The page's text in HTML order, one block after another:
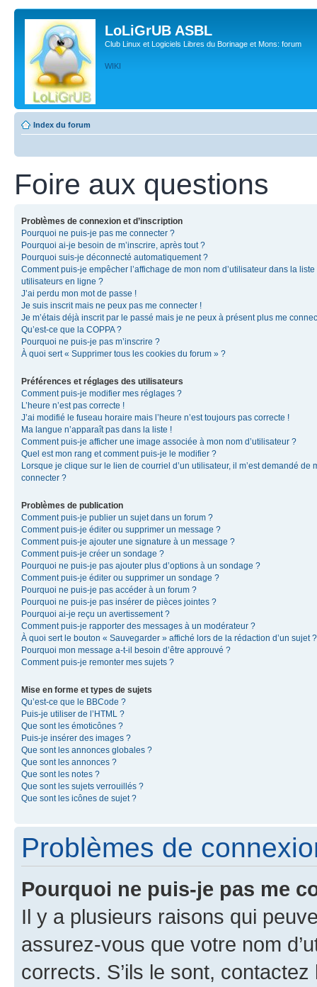
LoLiGrUB ASBL
Club Linux et Logiciels Libres du Borinage et Mons: forum
WIKI
Index du forum
Foire aux questions
Problèmes de connexion et d’inscription
Pourquoi ne puis-je pas me connecter ?
Pourquoi ai-je besoin de m’inscrire, après tout ?
Pourquoi suis-je déconnecté automatiquement ?
Comment puis-je empêcher l’affichage de mon nom d’utilisateur dans la liste
utilisateurs en ligne ?
J’ai perdu mon mot de passe !
Je suis inscrit mais ne peux pas me connecter !
Je m’étais déjà inscrit par le passé mais je ne peux à présent plus me
Qu’est-ce que la COPPA ?
Pourquoi ne puis-je pas m’inscrire ?
À quoi sert « Supprimer tous les cookies du forum » ?
Préférences et réglages des utilisateurs
Comment puis-je modifier mes réglages ?
L’heure n’est pas correcte !
J’ai modifié le fuseau horaire mais l’heure n’est toujours pas correcte !
Ma langue n’apparaît pas dans la liste !
Comment puis-je afficher une image associée à mon nom d’utilisateur ?
Quel est mon rang et comment puis-je le modifier ?
Lorsque je clique sur le lien de courriel d’un utilisateur, il m’est demandé de
connecter ?
Problèmes de publication
Comment puis-je publier un sujet dans un forum ?
Comment puis-je éditer ou supprimer un message ?
Comment puis-je ajouter une signature à un message ?
Comment puis-je créer un sondage ?
Pourquoi ne puis-je pas ajouter plus d’options à un sondage ?
Comment puis-je éditer ou supprimer un sondage ?
Pourquoi ne puis-je pas accéder à un forum ?
Pourquoi ne puis-je pas insérer de pièces jointes ?
Pourquoi ai-je reçu un avertissement ?
Comment puis-je rapporter des messages à un modérateur ?
À quoi sert le bouton « Sauvegarder » affiché lors de la rédaction d’un sujet ?
Pourquoi mon message a-t-il besoin d’être approuvé ?
Comment puis-je remonter mes sujets ?
Mise en forme et types de sujets
Qu’est-ce que le BBCode ?
Puis-je utiliser de l’HTML ?
Que sont les émoticônes ?
Puis-je insérer des images ?
Que sont les annonces globales ?
Que sont les annonces ?
Que sont les notes ?
Que sont les sujets verrouillés ?
Que sont les icônes de sujet ?
Problèmes de
Pourquoi ne puis-je pas me
Il y a plusieurs raisons qui
assurez-vous que votre nom
corrects. S’ils le sont,